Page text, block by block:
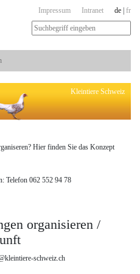
Impressum Intranet de| fr
Kleintiere Schweiz
Hier finden Sie das Konzept
Telefon 062 552 94 78
organisieren /
schweiz.ch